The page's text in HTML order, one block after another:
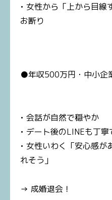
• 女性から「上から目線
お断り
●年収500万円・中小企
• 会話が自然で穏やか
• デート後のLINEも丁寧
• 女性いわく「安心感が
れそう」
→ 成婚退会！